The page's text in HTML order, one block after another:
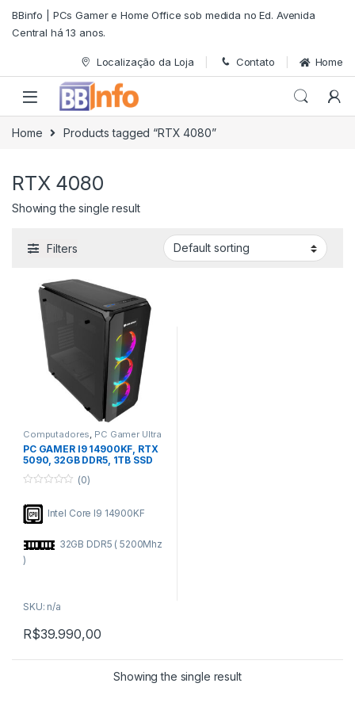
Skip to navigation
Skip to content
BBinfo | PCs Gamer e Home Office sob medida no Ed. Avenida
Central há 13 anos.
Localização da Loja Contato Home
Home Products tagged “RTX 4080”
RTX 4080
Showing the single result
Filters
Computadores, PC Gamer Ultra
PC GAMER I9 14900KF, RTX
5090, 32GB DDR5, 1TB SSD
o
u
t
f
5
(0)
Intel Core I9 14900KF
32GB DDR5 ( 5200Mhz
)
5090 32GB
Asus / Gigabyte /
SKU: n/a
R$39.990,00
Showing the single result